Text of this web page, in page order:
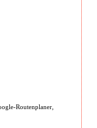
Routenplaner,